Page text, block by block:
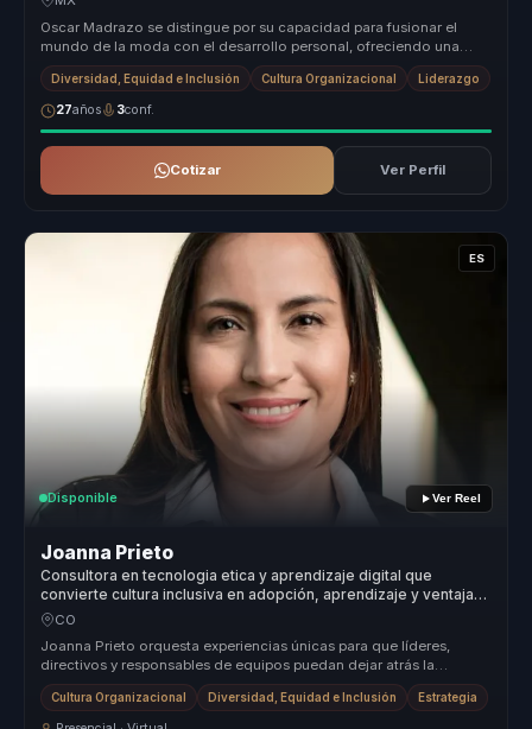
Oscar Madrazo se distingue por su capacidad para fusionar el
mundo de la moda con el desarrollo personal, ofreciendo una
propuesta de val...
Diversidad, Equidad e Inclusión Cultura Organizacional Liderazgo
27años 3conf.
Cotizar Ver Perfil
ES
Disponible Ver Reel
Joanna Prieto
Consultora en tecnologia etica y aprendizaje digital que
convierte cultura inclusiva en adopción, aprendizaje y ventaja
competitiva para organizaciones.
CO
Joanna Prieto orquesta experiencias únicas para que líderes,
directivos y responsables de equipos puedan dejar atrás la
desalineación y c...
Cultura Organizacional Diversidad, Equidad e Inclusión Estrategia